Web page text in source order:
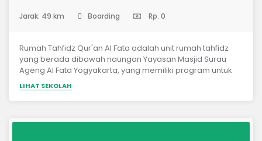
Jarak: 49 km Boarding Rp. 0
Rumah Tahfidz Qur'an Al Fata adalah unit rumah tahfidz
yang berada dibawah naungan Yayasan Masjid Surau
Ageng Al Fata Yogyakarta, yang memiliki program untuk
fokus menghafal Alquran selama masa pendidikan
minimal 1 tahun dan ditambah dengan ilmu dasar agama
Islam
LIHAT SEKOLAH